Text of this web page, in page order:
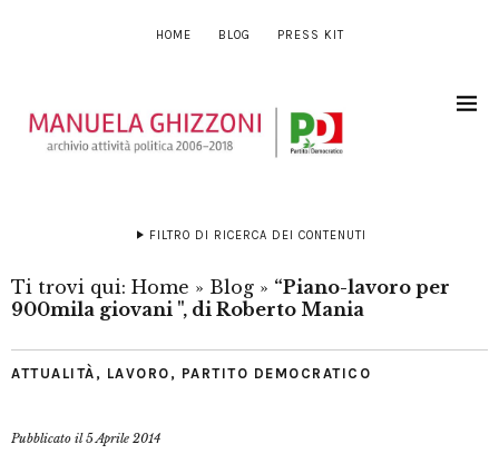
HOME BLOG PRESS KIT
FILTRO DI RICERCA DEI CONTENUTI
Ti trovi qui: Home » Blog » “Piano-lavoro per
900mila giovani ", di Roberto Mania
ATTUALITÀ , LAVORO , PARTITO DEMOCRATICO
Pubblicato il5 Aprile 2014